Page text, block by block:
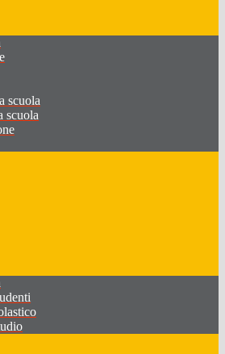
scuola
scuola